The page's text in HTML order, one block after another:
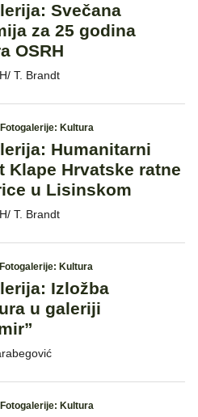
Svečana
za 25 godina
OSRH
T. Brandt
Fotogalerije: Kultura
Humanitarni
Klape Hrvatske ratne
u Lisinskom
T. Brandt
Fotogalerije: Kultura
Izložba
u galeriji
Fotogalerije: Kultura